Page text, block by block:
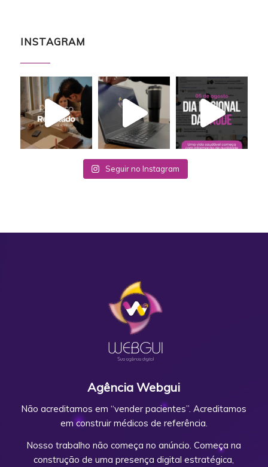
INSTAGRAM
Seguir no Instagram
Agência Webgui
Não acreditamos em “vender pacientes”. Acreditamos
em construir médicos de referência.
Nosso trabalho não começa no anúncio. Começa na
construção de uma presença digital estratégica,